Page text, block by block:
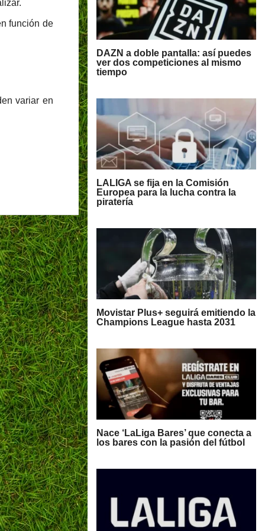
función de
variar en
DAZN a doble pantalla: así puedes
ver dos competiciones al mismo
tiempo
LALIGA se fija en la Comisión
Europea para la lucha contra la
piratería
Movistar Plus+ seguirá emitiendo la
Champions League hasta 2031
Nace ‘LaLiga Bares’ que conecta a
los bares con la pasión del fútbol